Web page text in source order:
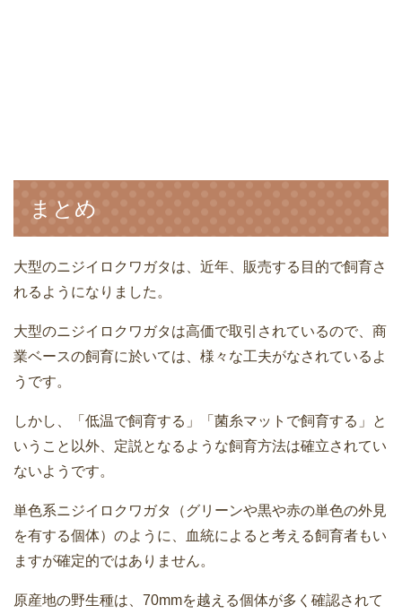
まとめ
大型のニジイロクワガタは、近年、販売する目的で飼育さ
れるようになりました。
大型のニジイロクワガタは高価で取引されているので、商
業ベースの飼育に於いては、様々な工夫がなされているよ
うです。
しかし、「低温で飼育する」「菌糸マットで飼育する」と
いうこと以外、定説となるような飼育方法は確立されてい
ないようです。
単色系ニジイロクワガタ（グリーンや黒や赤の単色の外見
を有する個体）のように、血統によると考える飼育者もい
ますが確定的ではありません。
原産地の野生種は、70mmを越える個体が多く確認されて